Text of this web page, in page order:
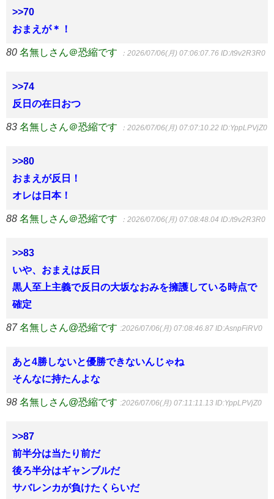
>>70
おまえが＊！
80 名無しさん＠恐縮です ：2026/07/06(月) 07:06:07.76 ID:/t9v2R3R0
>>74
反日の在日おつ
83 名無しさん＠恐縮です ：2026/07/06(月) 07:07:10.22 ID:YppLPVjZ0
>>80
おまえが反日！
オレは日本！
88 名無しさん＠恐縮です ：2026/07/06(月) 07:08:48.04 ID:/t9v2R3R0
>>83
いや、おまえは反日
黒人至上主義で反日の大坂なおみを擁護している時点で
確定
87 名無しさん@恐縮です :2026/07/06(月) 07:08:46.87 ID:AsnpFiRV0
あと4勝しないと優勝できないんじゃね
そんなに持たんよな
98 名無しさん@恐縮です :2026/07/06(月) 07:11:11.13 ID:YppLPVjZ0
>>87
前半分は当たり前だ
後ろ半分はギャンブルだ
サバレンカが負けたくらいだ